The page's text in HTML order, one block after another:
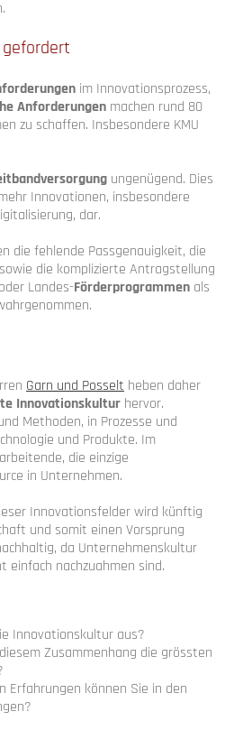
im Innovationsprozess,
Anforderungen machen rund 80
zu schaffen. Insbesondere KMU
ungenügend. Dies
Innovationen, insbesondere
dar.
die fehlende Passgenauigkeit, die
die komplizierte Antragstellung
Landes-Förderprogrammen als
Garn und Posselt heben daher
Innovationskultur hervor.
Methoden, in Prozesse und
und Produkte. Im
die einzige
in Unternehmen.
Innovationsfelder wird künftig
und somit einen Vorsprung
da Unternehmenskultur
einfach nachzuahmen sind.
Innovationskultur aus?
Zusammenhang die grössten
Erfahrungen können Sie in den